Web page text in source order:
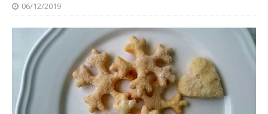
06/12/2019